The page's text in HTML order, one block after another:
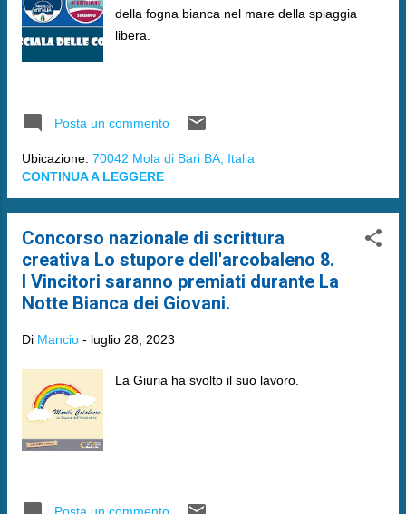
della fogna bianca nel mare della spiaggia
libera.
Posta un commento
Ubicazione: 70042 Mola di Bari BA, Italia
CONTINUA A LEGGERE
Concorso nazionale di scrittura
creativa Lo stupore dell'arcobaleno 8.
I Vincitori saranno premiati durante La
Notte Bianca dei Giovani.
Di Mancio - luglio 28, 2023
La Giuria ha svolto il suo lavoro.